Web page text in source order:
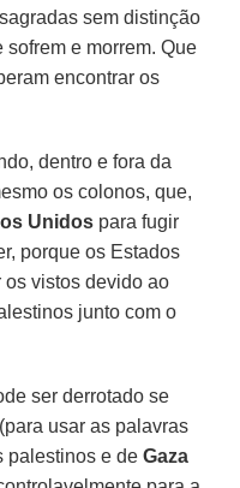
sem distinção
e morrem. Que
encontrar os
dentro e fora da
os colonos, que,
Unidos para fugir
porque os Estados
vistos devido ao
junto com o
ser derrotado se
usar as palavras
palestinos e deGaza